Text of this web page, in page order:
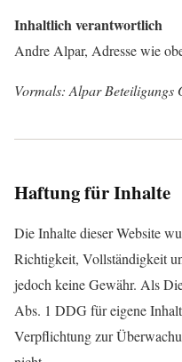
Inhaltlich verantwortlich
Andre Alpar, Adresse wie
Vormals: Alpar Beteiligungs
Haftung für Inhalte
Die Inhalte dieser Website
Richtigkeit, Vollständigkeit
jedoch keine Gewähr. Als
Abs. 1 DDG für eigene
Verpflichtung zur